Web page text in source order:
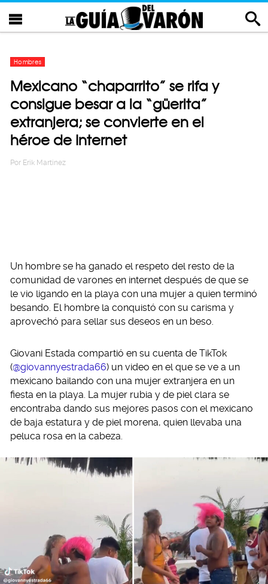
Hombres
Mexicano “chaparrito” se rifa y
consigue besar a la “güerita”
extranjera; se convierte en el
héroe de Internet
Por Erik Martinez
Un hombre se ha ganado el respeto del resto de la
comunidad de varones en internet después de que se
le vio ligando en la playa con una mujer a quien terminó
besando. El hombre la conquistó con su carisma y
aprovechó para sellar sus deseos en un beso.
Giovani Estada compartió en su cuenta de TikTok
(@giovannyestrada66) un video en el que se ve a un
mexicano bailando con una mujer extranjera en un
fiesta en la playa. La mujer rubia y de piel clara se
encontraba dando sus mejores pasos con el mexicano
de baja estatura y de piel morena, quien llevaba una
peluca rosa en la cabeza.